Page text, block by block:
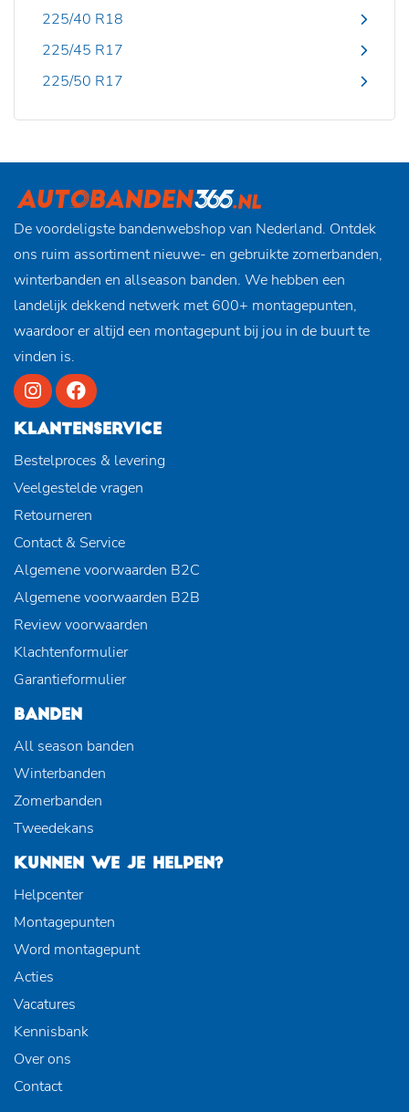
225/40 R18
225/45 R17
225/50 R17
De voordeligste bandenwebshop van Nederland. Ontdek
ons ruim assortiment nieuwe- en gebruikte zomerbanden,
winterbanden en allseason banden. We hebben een
landelijk dekkend netwerk met 600+ montagepunten,
waardoor er altijd een montagepunt bij jou in de buurt te
vinden is.
KLANTENSERVICE
Bestelproces & levering
Veelgestelde vragen
Retourneren
Contact & Service
Algemene voorwaarden B2C
Algemene voorwaarden B2B
Review voorwaarden
Klachtenformulier
Garantieformulier
BANDEN
All season banden
Winterbanden
Zomerbanden
Tweedekans
KUNNEN WE JE HELPEN?
Helpcenter
Montagepunten
Word montagepunt
Acties
Vacatures
Kennisbank
Over ons
Contact